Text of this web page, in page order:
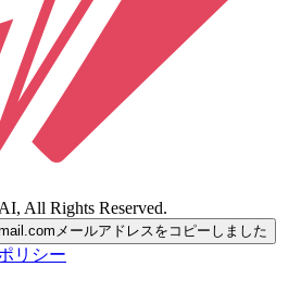
All Rights Reserved.
メールアドレスをコピーしました
リシー